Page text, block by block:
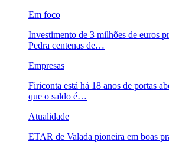
Em foco
Investimento de 3 milhões de euros
Pedra centenas de…
Empresas
Firiconta está há 18 anos de portas
que o saldo é…
Atualidade
ETAR de Valada pioneira em boas